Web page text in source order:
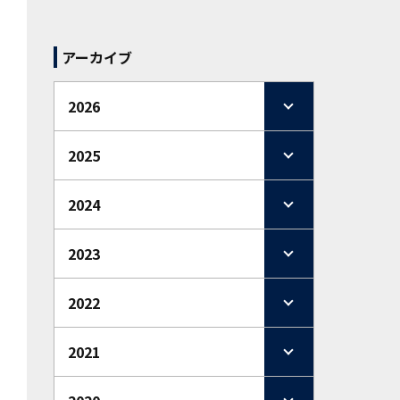
アーカイブ
2026
2025
2024
2023
2022
2021